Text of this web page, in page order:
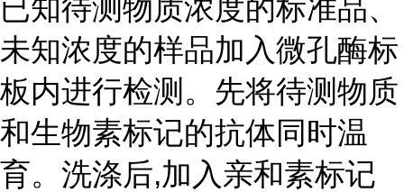
已知待测物质浓度的标准品、
未知浓度的样品加入微孔酶标
板内进行检测。先将待测物质
和生物素标记的抗体同时温
育。洗涤后,加入亲和素标记